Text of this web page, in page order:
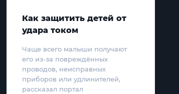
Как защитить детей от
удара током
Чаще всего малыши получают
его из-за повреждённых
проводов, неисправных
приборов или удлинителей,
рассказал портал